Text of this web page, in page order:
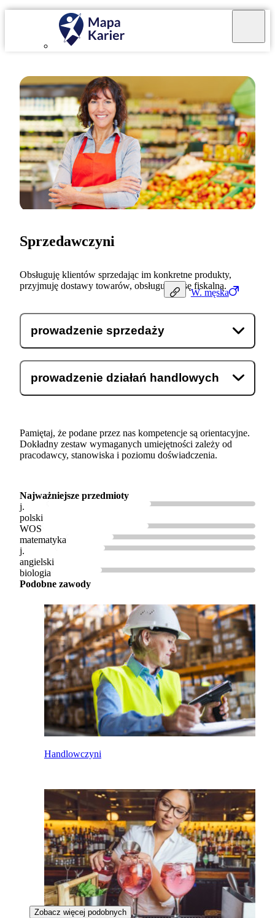
W. męska
Sprzedawczyni
Obsługuję klientów sprzedając im konkretne produkty,
przyjmuję dostawy towarów, obsługuję kasę fiskalną.
prowadzenie sprzedaży
prowadzenie działań handlowych
Pamiętaj, że podane przez nas kompetencje są orientacyjne.
Dokładny zestaw wymaganych umiejętności zależy od
pracodawcy, stanowiska i poziomu doświadczenia.
Najważniejsze przedmioty
j.
polski
WOS
matematyka
j.
angielski
biologia
Podobne zawody
Handlowczyni
Zobacz więcej podobnych